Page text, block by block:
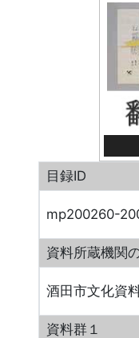
目録ID
mp200260-
資料所蔵機関
酒田市文化資
資料群１